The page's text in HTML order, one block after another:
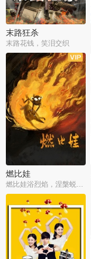
末路狂杀
末路花钱，笑泪交织
燃比娃
燃比娃浴烈焰，涅槃蜕变成人